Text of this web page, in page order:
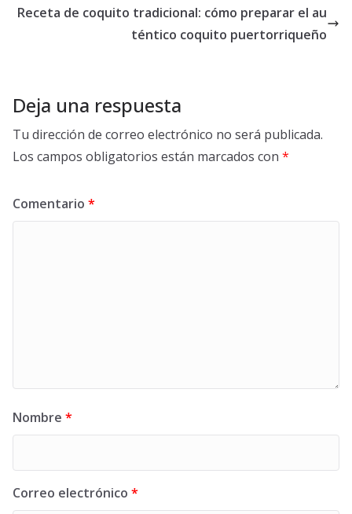
Receta de coquito tradicional: cómo preparar el au
téntico coquito puertorriqueño
Deja una respuesta
Tu dirección de correo electrónico no será publicada.
Los campos obligatorios están marcados con *
Comentario *
Nombre *
Correo electrónico *